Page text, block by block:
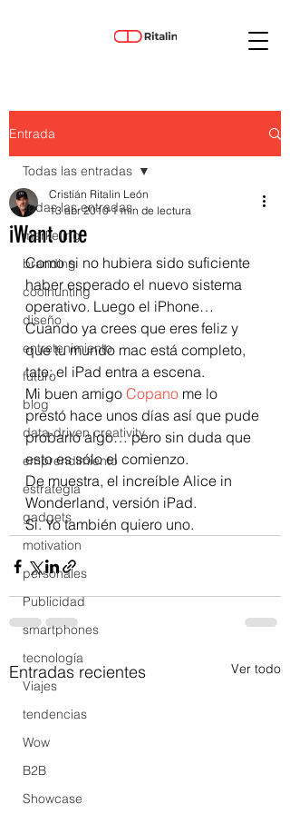
Entrada
Todas las entradas
marketing
branding
coolhunting
diseño
entretenimiento
futuro
blog
data-driven creativity
emprendimiento
estrategia
gadgets
motivation
personales
Publicidad
smartphones
tecnología
Viajes
tendencias
Wow
B2B
Showcase
Todas las entradas
iWant one
Cristián Ritalin León
13 abr 2010 1 min de lectura
Como si no hubiera sido suficiente
haber esperado el nuevo sistema
operativo. Luego el iPhone…
Cuando ya crees que eres feliz y
que tu mundo mac está completo,
tate: el iPad entra a escena.
Mi buen amigo Copano me lo
prestó hace unos días así que pude
probarlo algo… pero sin duda que
esto es sólo el comienzo.
De muestra, el increíble Alice in
Wonderland, versión iPad.
Sí. Yo también quiero uno.
Entradas recientes Ver todo